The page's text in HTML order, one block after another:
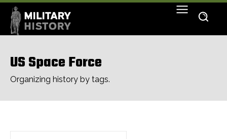
US Space Force
Organizing history by tags.